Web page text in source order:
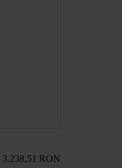
3.238,51 RON